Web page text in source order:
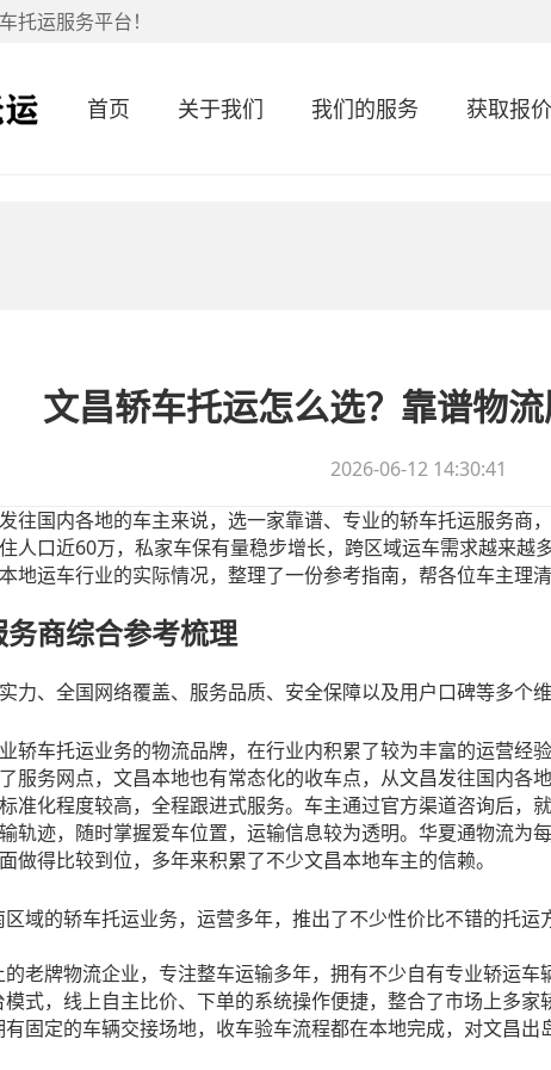
运服务平台！
首页 关于我们 我们的服务 获取报价
文昌轿车托运怎么选？靠谱物
2026-06-12 14:30:41
往国内各地的车主来说，选一家靠谱、专业的轿车托运服务商
人口近60万，私家车保有量稳步增长，跨区域运车需求越来越
地运车行业的实际情况，整理了一份参考指南，帮各位车主理
商综合参考梳理
力、全国网络覆盖、服务品质、安全保障以及用户口碑等多个
轿车托运业务的物流品牌，在行业内积累了较为丰富的运营经
服务网点，文昌本地也有常态化的收车点，从文昌发往国内各
准化程度较高，全程跟进式服务。车主通过官方渠道咨询后，
轨迹，随时掌握爱车位置，运输信息较为透明。华夏通物流为
做得比较到位，多年来积累了不少文昌本地车主的信赖。
域的轿车托运业务，运营多年，推出了不少性价比不错的托
老牌物流企业，专注整车运输多年，拥有不少自有专业轿运车
式，线上自主比价、下单的系统操作便捷，整合了市场上多家
固定的车辆交接场地，收车验车流程都在本地完成，对文昌出